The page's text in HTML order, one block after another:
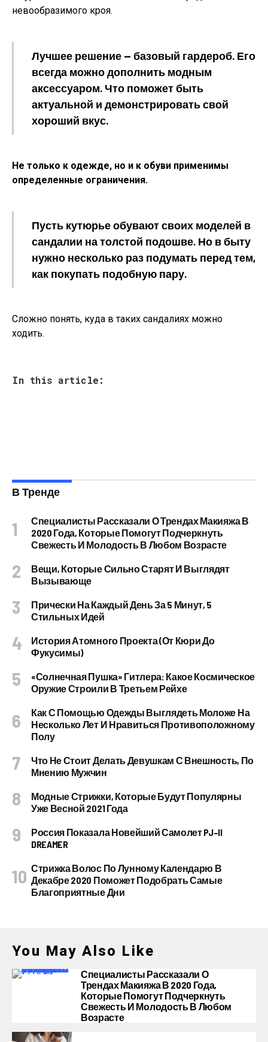
невообразимого кроя.
Лучшее решение — базовый гардероб. Его
всегда можно дополнить модным
аксессуаром. Что поможет быть
актуальной и демонстрировать свой
хороший вкус.
Не только к одежде, но и к обуви применимы
определенные ограничения.
Пусть кутюрье обувают своих моделей в
сандалии на толстой подошве. Но в быту
нужно несколько раз подумать перед тем,
как покупать подобную пару.
Сложно понять, куда в таких сандалиях можно
ходить.
In this article:
В Тренде
Специалисты Рассказали О Трендах Макияжа В
2020 Года, Которые Помогут Подчеркнуть
Свежесть И Молодость В Любом Возрасте
Вещи, Которые Сильно Старят И Выглядят
Вызывающе
Прически На Каждый День За 5 Минут, 5
Стильных Идей
История Атомного Проекта (от Кюри До
Фукусимы)
«Солнечная Пушка» Гитлера: Какое Космическое
Оружие Строили В Третьем Рейхе
Как С Помощью Одежды Выглядеть Моложе На
Несколько Лет И Нравиться Противоположному
Полу
Что Не Стоит Делать Девушкам С Внешность, По
Мнению Мужчин
Модные Стрижки, Которые Будут Популярны
Уже Весной 2021 Года
Россия Показала Новейший Самолет PJ–II
DREAMER
Стрижка Волос По Лунному Календарю В
Декабре 2020 Поможет Подобрать Самые
Благоприятные Дни
You May Also Like
Специалисты Рассказали О
Трендах Макияжа В 2020 Года,
Которые Помогут Подчеркнуть
Свежесть И Молодость В Любом
Возрасте